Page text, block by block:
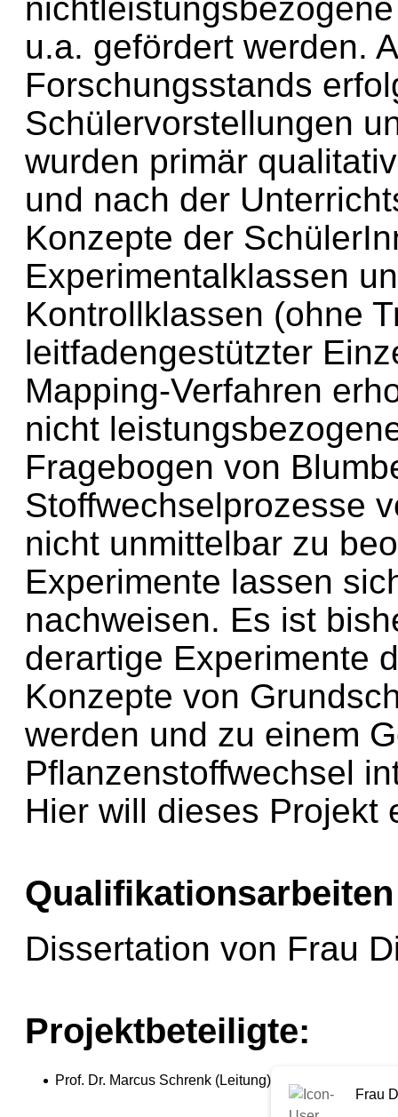
u.a. gefördert werden.
Forschungsstands
Schülervorstellungen
wurden primär
und nach der
Konzepte der
Experimentalklassen
Kontrollklassen (ohne
leitfadengestützter
Mapping-Verfahren
nicht
Fragebogen von
Stoffwechselprozesse
nicht unmittelbar zu
Experimente lassen
nachweisen. Es ist
derartige Experimente
Konzepte von
werden und zu einem
Pflanzenstoffwechsel
Hier will dieses Projekt
Dissertation von Frau
Projektbeteiligte:
Prof. Dr. Marcus Schrenk (Leitung)
Frau